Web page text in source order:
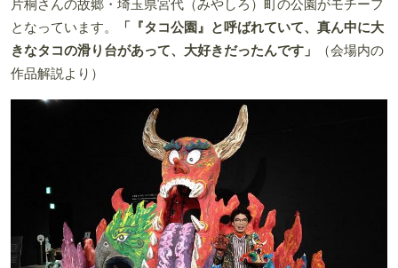
片桐さんの故郷・埼玉県宮代（みやしろ）町の公園がモチーフ
となっています。
「『タコ公園』と呼ばれていて、真ん中に大
きなタコの滑り台があって、大好きだったんです」
（会場内の
作品解説より）